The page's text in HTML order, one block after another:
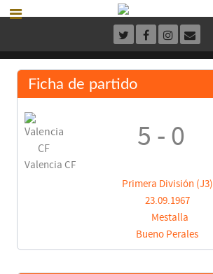
Ficha de partido
Valencia CF
5 - 0
Primera División (J3)
23.09.1967
Mestalla
Bueno Perales